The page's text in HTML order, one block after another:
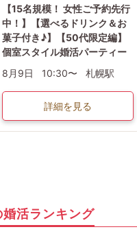
【15名規模！ 女性ご予約先行
中！】【選べるドリンク＆お
菓子付き♪】【50代限定編】
個室スタイル婚活パーティー
8月9日
10:30〜 札幌駅
詳細を見る
活ランキング